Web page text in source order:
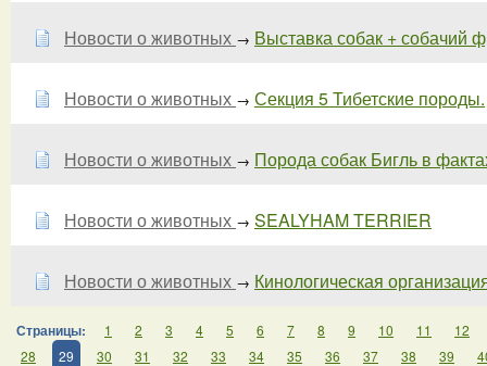
Новости о животных → Выставка собак + собачий
Новости о животных → Секция 5 Тибетские породы.
Новости о животных → Порода собак Бигль в
Новости о животных → SEALYHAM TERRIER
Новости о животных → Кинологическая
Страницы: 1 2 3 4 5 6 7 8 9 10 11
12
28
29 30 31 32 33 34 35 36 37 38 39